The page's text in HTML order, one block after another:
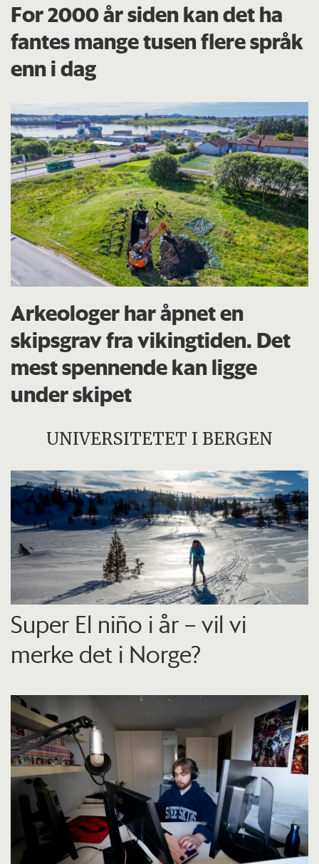
For 2000 år siden kan det ha
fantes mange tusen flere språk
enn i dag
Arkeologer har åpnet en
skipsgrav fra vikingtiden. Det
mest spennende kan ligge
under skipet
UNIVERSITETET I BERGEN
Super El niño i år – vil vi
merke det i Norge?